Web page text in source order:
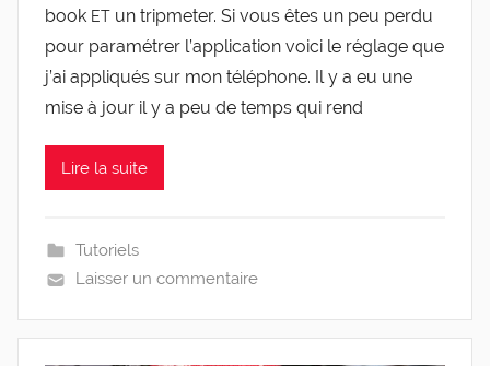
book ET un trip­me­ter. Si vous êtes un peu per­du
pour para­mé­trer l’ap­pli­ca­tion voi­ci le réglage que
j’ai appli­qués sur mon télé­phone. Il y a eu une
mise à jour il y a peu de temps qui rend
Lire la suite
Tutoriels
Laisser un commentaire